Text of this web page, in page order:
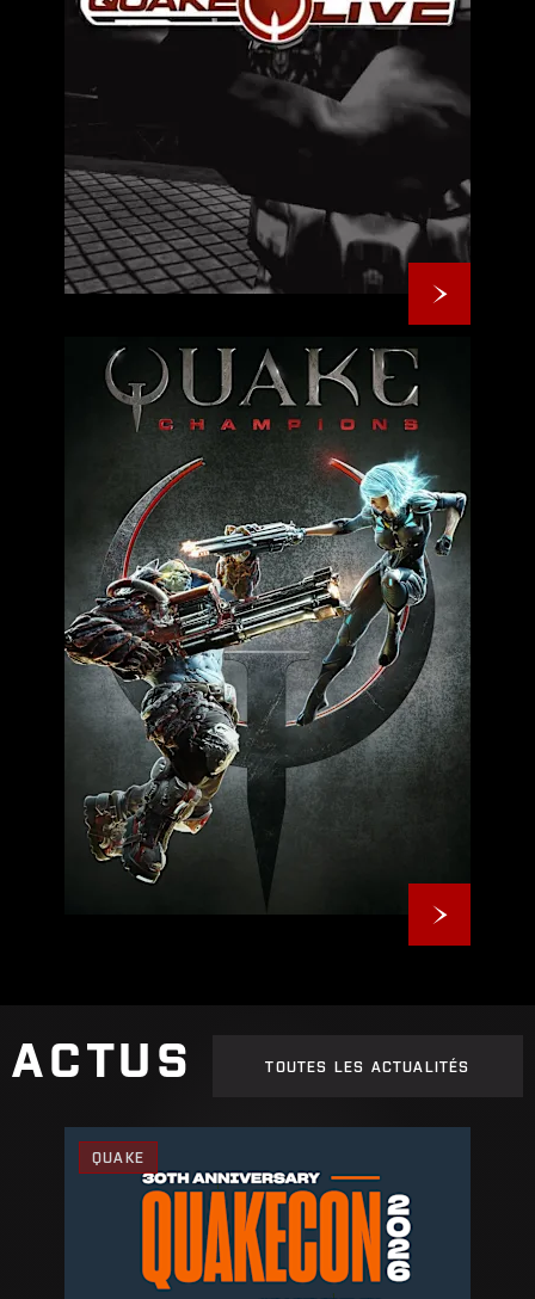
ACTUS TOUTES LES ACTUALITÉS
QUAKE